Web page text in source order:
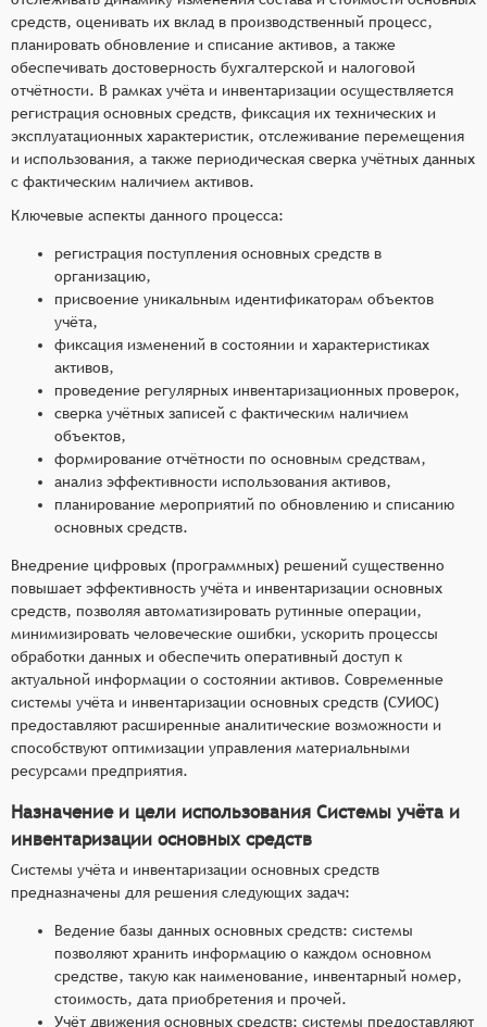
средств, оценивать их вклад в производственный процесс,
планировать обновление и списание активов, а также
обеспечивать достоверность бухгалтерской и налоговой
отчётности. В рамках учёта и инвентаризации осуществляется
регистрация основных средств, фиксация их технических и
эксплуатационных характеристик, отслеживание перемещения
и использования, а также периодическая сверка учётных данных
с фактическим наличием активов.
Ключевые аспекты данного процесса:
регистрация поступления основных средств в
организацию,
присвоение уникальным идентификаторам объектов
учёта,
фиксация изменений в состоянии и характеристиках
активов,
проведение регулярных инвентаризационных проверок,
сверка учётных записей с фактическим наличием
объектов,
формирование отчётности по основным средствам,
анализ эффективности использования активов,
планирование мероприятий по обновлению и списанию
основных средств.
Внедрение цифровых (программных) решений существенно
повышает эффективность учёта и инвентаризации основных
средств, позволяя автоматизировать рутинные операции,
минимизировать человеческие ошибки, ускорить процессы
обработки данных и обеспечить оперативный доступ к
актуальной информации о состоянии активов. Современные
системы учёта и инвентаризации основных средств (СУИОС)
предоставляют расширенные аналитические возможности и
способствуют оптимизации управления материальными
ресурсами предприятия.
Назначение и цели использования Системы учёта и
инвентаризации основных средств
Системы учёта и инвентаризации основных средств
предназначены для решения следующих задач:
Ведение базы данных основных средств: системы
позволяют хранить информацию о каждом основном
средстве, такую как наименование, инвентарный номер,
стоимость, дата приобретения и прочей.
Учёт движения основных средств: системы предоставляют